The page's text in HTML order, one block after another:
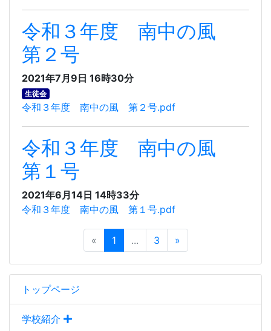
トップページ
学校紹介
令和３年度 南中の風
第２号
2021年7月9日 16時30分
生徒会
令和３年度 南中の風 第２号.pdf
令和３年度 南中の風
第１号
2021年6月14日 14時33分
令和３年度 南中の風 第１号.pdf
« 1 ... 3 »